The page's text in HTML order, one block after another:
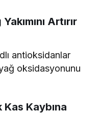
Artırır
antioksidanlar
yağ oksidasyonunu
Kas Kaybına